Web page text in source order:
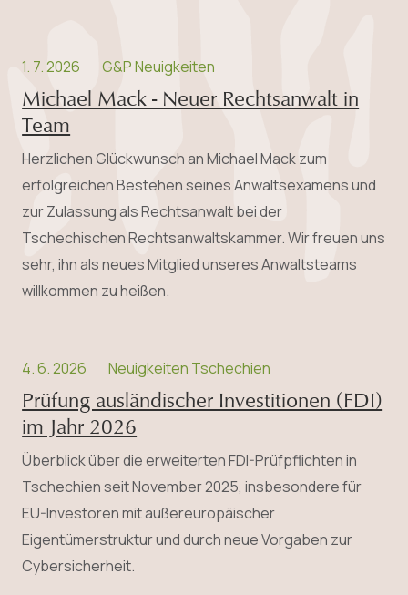
1. 7. 2026 G&P Neuigkeiten
Michael Mack - Neuer Rechtsanwalt in
Team
Herzlichen Glückwunsch an Michael Mack zum
erfolgreichen Bestehen seines Anwalts­examens und
zur Zulassung als Rechtsanwalt bei der
Tschechischen Rechtsanwaltskammer. Wir freuen uns
sehr, ihn als neues Mitglied unseres Anwaltsteams
willkommen zu heißen.
4. 6. 2026 Neuigkeiten Tschechien
Prüfung ausländischer Investitionen (FDI)
im Jahr 2026
Überblick über die erweiterten FDI-Prüfpflichten in
Tschechien seit November 2025, insbesondere für
EU-Investoren mit außereuropäischer
Eigentümerstruktur und durch neue Vorgaben zur
Cybersicherheit.